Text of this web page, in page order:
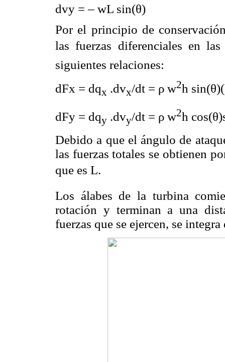
dvy = – wL sin(θ)
Por el principio de
las fuerzas diferenciales en las
siguientes relaciones:
dFx = dqx .dvx/dt = ρ w2h
dFy = dqy .dvy/dt = ρ w2h
Debido a que el ángulo de
las fuerzas totales se obtienen
que es L.
Los álabes de la turbina
rotación y terminan a una
fuerzas que se ejercen, se